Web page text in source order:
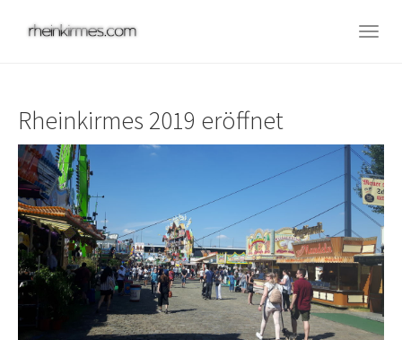
Rheinkirmes 2019 eröffnet